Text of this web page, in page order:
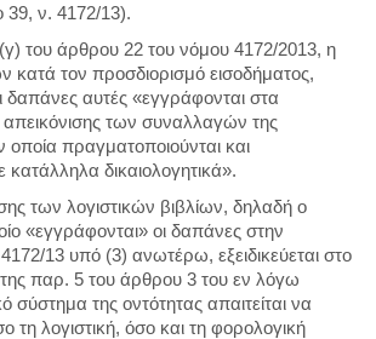
39, ν. 4172/13).
του άρθρου 22 του νόμου 4172/2013, η
τον προσδιορισμό εισοδήματος,
δαπάνες αυτές «εγγράφονται στα
απεικόνισης των συναλλαγών της
οποία πραγματοποιούνται και
κατάλληλα δικαιολογητικά».
των λογιστικών βιβλίων, δηλαδή ο
«εγγράφονται» οι δαπάνες στην
13 υπό (3) ανωτέρω, εξειδικεύεται στο
παρ. 5 του άρθρου 3 του εν λόγω
σύστημα της οντότητας απαιτείται να
τη λογιστική, όσο και τη φορολογική